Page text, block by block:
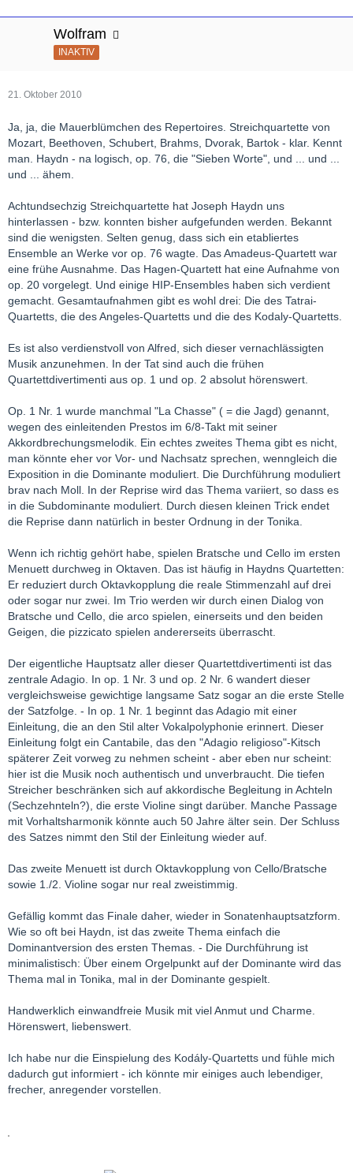
Wolfram
INAKTIV
21. Oktober 2010
Ja, ja, die Mauerblümchen des Repertoires. Streichquartette von
Mozart, Beethoven, Schubert, Brahms, Dvorak, Bartok - klar. Kennt
man. Haydn - na logisch, op. 76, die "Sieben Worte", und ... und ...
und ... ähem.
Achtundsechzig Streichquartette hat Joseph Haydn uns
hinterlassen - bzw. konnten bisher aufgefunden werden. Bekannt
sind die wenigsten. Selten genug, dass sich ein etabliertes
Ensemble an Werke vor op. 76 wagte. Das Amadeus-Quartett war
eine frühe Ausnahme. Das Hagen-Quartett hat eine Aufnahme von
op. 20 vorgelegt. Und einige HIP-Ensembles haben sich verdient
gemacht. Gesamtaufnahmen gibt es wohl drei: Die des Tatrai-
Quartetts, die des Angeles-Quartetts und die des Kodaly-Quartetts.
Es ist also verdienstvoll von Alfred, sich dieser vernachlässigten
Musik anzunehmen. In der Tat sind auch die frühen
Quartettdivertimenti aus op. 1 und op. 2 absolut hörenswert.
Op. 1 Nr. 1 wurde manchmal "La Chasse" ( = die Jagd) genannt,
wegen des einleitenden Prestos im 6/8-Takt mit seiner
Akkordbrechungsmelodik. Ein echtes zweites Thema gibt es nicht,
man könnte eher vor Vor- und Nachsatz sprechen, wenngleich die
Exposition in die Dominante moduliert. Die Durchführung moduliert
brav nach Moll. In der Reprise wird das Thema variiert, so dass es
in die Subdominante moduliert. Durch diesen kleinen Trick endet
die Reprise dann natürlich in bester Ordnung in der Tonika.
Wenn ich richtig gehört habe, spielen Bratsche und Cello im ersten
Menuett durchweg in Oktaven. Das ist häufig in Haydns Quartetten:
Er reduziert durch Oktavkopplung die reale Stimmenzahl auf drei
oder sogar nur zwei. Im Trio werden wir durch einen Dialog von
Bratsche und Cello, die arco spielen, einerseits und den beiden
Geigen, die pizzicato spielen andererseits überrascht.
Der eigentliche Hauptsatz aller dieser Quartettdivertimenti ist das
zentrale Adagio. In op. 1 Nr. 3 und op. 2 Nr. 6 wandert dieser
vergleichsweise gewichtige langsame Satz sogar an die erste Stelle
der Satzfolge. - In op. 1 Nr. 1 beginnt das Adagio mit einer
Einleitung, die an den Stil alter Vokalpolyphonie erinnert. Dieser
Einleitung folgt ein Cantabile, das den "Adagio religioso"-Kitsch
späterer Zeit vorweg zu nehmen scheint - aber eben nur scheint:
hier ist die Musik noch authentisch und unverbraucht. Die tiefen
Streicher beschränken sich auf akkordische Begleitung in Achteln
(Sechzehnteln?), die erste Violine singt darüber. Manche Passage
mit Vorhaltsharmonik könnte auch 50 Jahre älter sein. Der Schluss
des Satzes nimmt den Stil der Einleitung wieder auf.
Das zweite Menuett ist durch Oktavkopplung von Cello/Bratsche
sowie 1./2. Violine sogar nur real zweistimmig.
Gefällig kommt das Finale daher, wieder in Sonatenhauptsatzform.
Wie so oft bei Haydn, ist das zweite Thema einfach die
Dominantversion des ersten Themas. - Die Durchführung ist
minimalistisch: Über einem Orgelpunkt auf der Dominante wird das
Thema mal in Tonika, mal in der Dominante gespielt.
Handwerklich einwandfreie Musik mit viel Anmut und Charme.
Hörenswert, liebenswert.
Ich habe nur die Einspielung des Kodály-Quartetts und fühle mich
dadurch gut informiert - ich könnte mir einiges auch lebendiger,
frecher, anregender vorstellen.